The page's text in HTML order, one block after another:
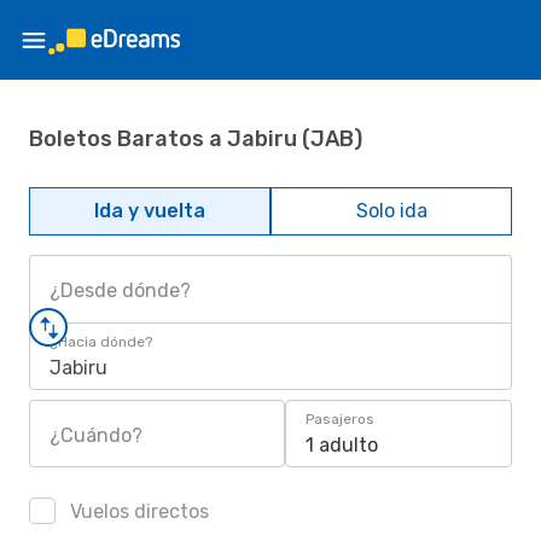
Boletos Baratos a Jabiru (JAB)
Ida y vuelta Solo ida
¿Desde dónde?
¿Hacia dónde?
Jabiru
¿Cuándo?
Pasajeros
1 adulto
Vuelos directos